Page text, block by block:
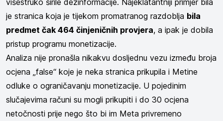
je stranica koja je tijekom promatranog razdoblja bila
predmet čak 464 činjeničnih provjera, a ipak je dobila
pristup programu monetizacije.
Analiza nije pronašla nikakvu dosljednu vezu između broja
ocjena „false“ koje je neka stranica prikupila i Metine
odluke o ograničavanju monetizacije. U pojedinim
slučajevima računi su mogli prikupiti i do 30 ocjena
netočnosti prije nego što bi im Meta privremeno